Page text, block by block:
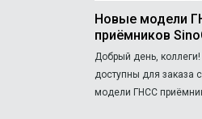
Новые модели
приёмников
Добрый день,
доступны для заказа
модели ГНСС